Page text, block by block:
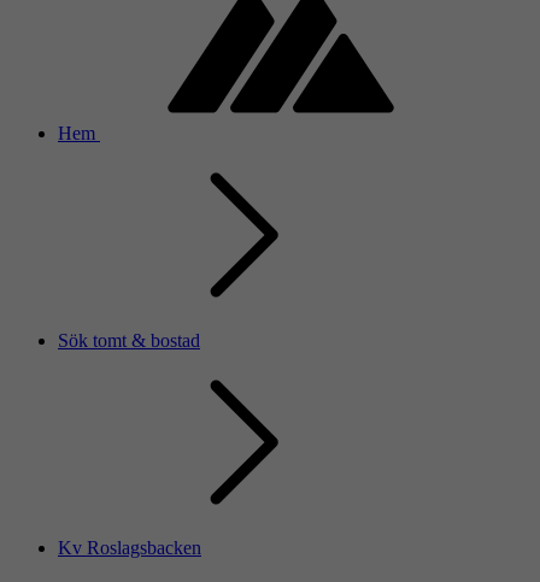
Hem
Sök tomt & bostad
Kv Roslagsbacken